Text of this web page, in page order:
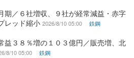
期／６社増収、９社が経常減益・赤字
レッド縮小 2026/8/10 05:00 鉄鋼
益３８％増の１０３億円／販売増、北
8/10 05:00 鉄鋼